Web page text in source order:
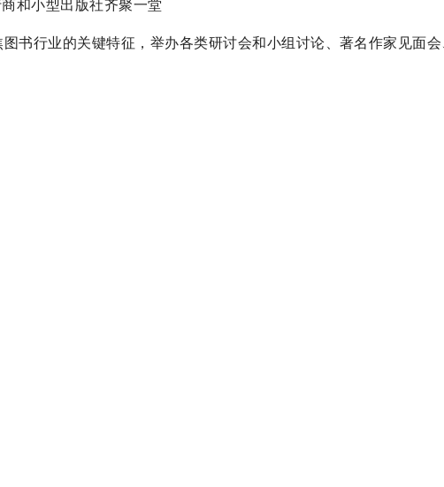
和小型出版社齐聚一堂
行业的关键特征，举办各类研讨会和小组讨论、著名作家见面